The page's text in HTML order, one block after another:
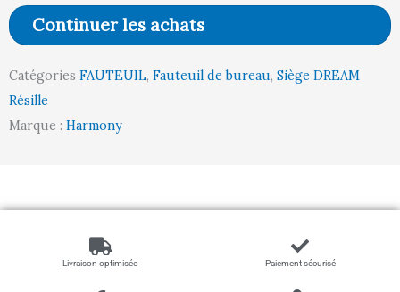
/
BRUME)
Continuer les achats
Catégories FAUTEUIL, Fauteuil de bureau, Siège DREAM
Résille
Marque : Harmony
Livraison optimisée Paiement sécurisé